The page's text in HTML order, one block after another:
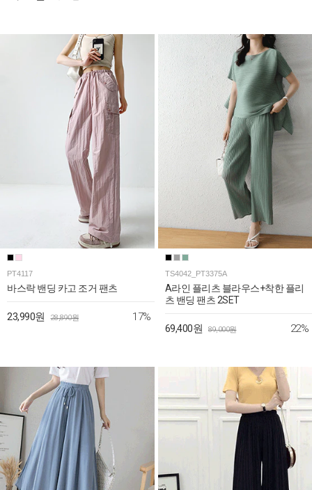
PT4117
바스락 밴딩 카고 조거 팬츠
23,990원 28,890원 17%
TS4042_PT3375A
A라인 플리츠 블라우스+착한 플리
츠 밴딩 팬츠 2SET
69,400원 89,000원 22%